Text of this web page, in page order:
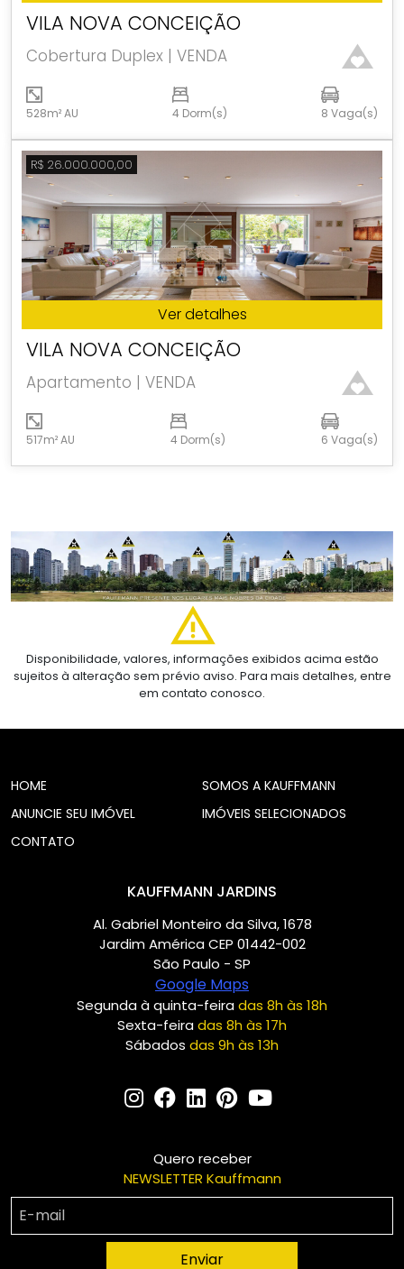
VILA NOVA CONCEIÇÃO
Cobertura Duplex | VENDA
528m² AU 4 Dorm(s) 8 Vaga(s)
R$ 26.000.000,00
Ver detalhes
VILA NOVA CONCEIÇÃO
Apartamento | VENDA
517m² AU 4 Dorm(s) 6 Vaga(s)
Disponibilidade, valores, informações exibidos acima estão
sujeitos à alteração sem prévio aviso. Para mais detalhes, entre
em contato conosco.
HOME
SOMOS A KAUFFMANN
ANUNCIE SEU IMÓVEL
IMÓVEIS SELECIONADOS
CONTATO
KAUFFMANN JARDINS
Al. Gabriel Monteiro da Silva, 1678
Jardim América CEP 01442-002
São Paulo - SP
Google Maps
Segunda à quinta-feiradas 8h às 18h
Sexta-feiradas 8h às 17h
Sábados das 9h às 13h
Quero receber
NEWSLETTER Kauffmann
Enviar